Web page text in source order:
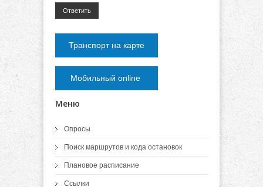
Ответить
Транспорт на карте
Мобильный online
Меню
Опросы
Поиск маршрутов и кода остановок
Плановое расписание
Ссылки